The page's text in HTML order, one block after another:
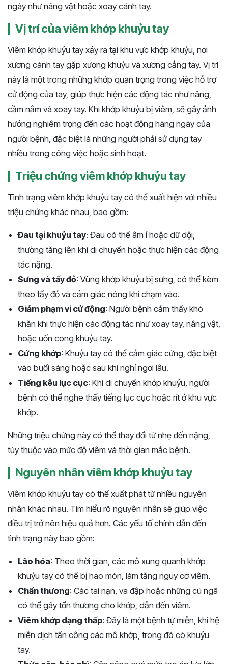
ngày như nâng vật hoặc xoay cánh tay.
Vị trí của viêm khớp khuỷu tay
Viêm khớp khuỷu tay xảy ra tại khu vực khớp khuỷu, nơi
xương cánh tay gặp xương khuỷu và xương cẳng tay. Vị trí
này là một trong những khớp quan trọng trong việc hỗ trợ
cử động của tay, giúp thực hiện các động tác như nâng,
cầm nắm và xoay tay. Khi khớp khuỷu bị viêm, sẽ gây ảnh
hưởng nghiêm trọng đến các hoạt động hàng ngày của
người bệnh, đặc biệt là những người phải sử dụng tay
nhiều trong công việc hoặc sinh hoạt.
Triệu chứng viêm khớp khuỷu tay
Tình trạng viêm khớp khuỷu tay có thể xuất hiện với nhiều
triệu chứng khác nhau, bao gồm:
Đau tại khuỷu tay: Đau có thể âm ỉ hoặc dữ dội,
thường tăng lên khi di chuyển hoặc thực hiện các động
tác nặng.
Sưng và tấy đỏ: Vùng khớp khuỷu bị sưng, có thể kèm
theo tấy đỏ và cảm giác nóng khi chạm vào.
Giảm phạm vi cử động: Người bệnh cảm thấy khó
khăn khi thực hiện các động tác như xoay tay, nâng vật,
hoặc uốn cong khuỷu tay.
Cứng khớp: Khuỷu tay có thể cảm giác cứng, đặc biệt
vào buổi sáng hoặc sau khi nghỉ ngơi lâu.
Tiếng kêu lục cục: Khi di chuyển khớp khuỷu, người
bệnh có thể nghe thấy tiếng lục cục hoặc rít ở khu vực
khớp.
Những triệu chứng này có thể thay đổi từ nhẹ đến nặng,
tùy thuộc vào mức độ viêm và thời gian mắc bệnh.
Nguyên nhân viêm khớp khuỷu tay
Viêm khớp khuỷu tay có thể xuất phát từ nhiều nguyên
nhân khác nhau. Tìm hiểu rõ nguyên nhân sẽ giúp việc
điều trị trở nên hiệu quả hơn. Các yếu tố chính dẫn đến
tình trạng này bao gồm:
Lão hóa: Theo thời gian, các mô xung quanh khớp
khuỷu tay có thể bị hao mòn, làm tăng nguy cơ viêm.
Chấn thương: Các tai nạn, va đập hoặc những cú ngã
có thể gây tổn thương cho khớp, dẫn đến viêm.
Viêm khớp dạng thấp: Đây là một bệnh tự miễn, khi hệ
miễn dịch tấn công các mô khớp, trong đó có khuỷu
tay.